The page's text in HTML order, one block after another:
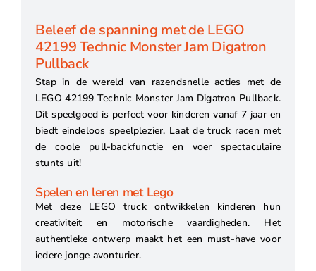
Beleef de spanning met de LEGO
42199 Technic Monster Jam Digatron
Pullback
Stap in de wereld van razendsnelle acties met de
LEGO 42199 Technic Monster Jam Digatron Pullback.
Dit speelgoed is perfect voor kinderen vanaf 7 jaar en
biedt eindeloos speelplezier. Laat de truck racen met
de coole pull-backfunctie en voer spectaculaire
stunts uit!
Spelen en leren met Lego
Met deze LEGO truck ontwikkelen kinderen hun
creativiteit en motorische vaardigheden. Het
authentieke ontwerp maakt het een must-have voor
iedere jonge avonturier.